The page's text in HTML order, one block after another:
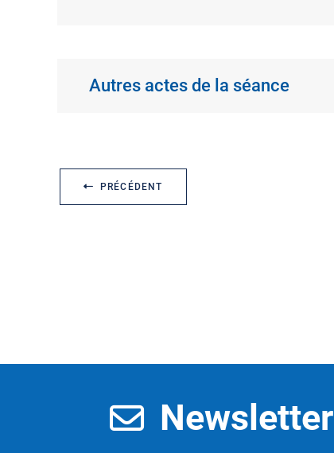
Autres actes de la séance
PRÉCÉDENT
Newsletter